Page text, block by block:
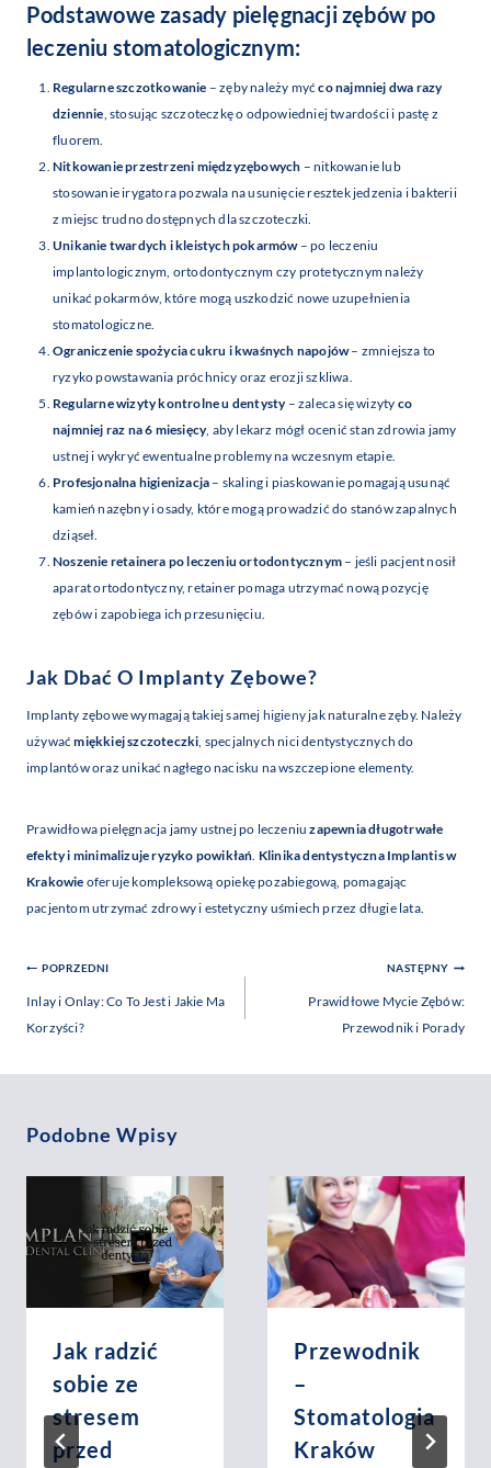
Podstawowe zasady pielęgnacji zębów po
leczeniu stomatologicznym:
Regularne szczotkowanie – zęby należy myćco najmniej dwa razy
dziennie, stosując szczoteczkę o odpowiedniej twardości i pastę z
fluorem.
Nitkowanie przestrzeni międzyzębowych – nitkowanie lub
stosowanie irygatora pozwala na usunięcie resztek jedzenia i bakterii
z miejsc trudno dostępnych dla szczoteczki.
Unikanie twardych i kleistych pokarmów– po leczeniu
implantologicznym, ortodontycznym czy protetycznym należy
unikać pokarmów, które mogą uszkodzić nowe uzupełnienia
stomatologiczne.
Ograniczenie spożycia cukru i kwaśnych napojów– zmniejsza to
ryzyko powstawania próchnicy oraz erozji szkliwa.
Regularne wizyty kontrolne u dentysty– zaleca się wizyty co
najmniej raz na 6 miesięcy, aby lekarz mógł ocenić stan zdrowia jamy
ustnej i wykryć ewentualne problemy na wczesnym etapie.
Profesjonalna higienizacja – skaling i piaskowanie pomagają usunąć
kamień nazębny i osady, które mogą prowadzić do stanów zapalnych
dziąseł.
Noszenie retainera po leczeniu ortodontycznym – jeśli pacjent nosił
aparat ortodontyczny, retainer pomaga utrzymać nową pozycję
zębów i zapobiega ich przesunięciu.
Jak Dbać O Implanty Zębowe?
Implanty zębowe wymagają takiej samej higienyjak naturalne zęby. Należy
używaćmiękkiej szczoteczki, specjalnych nici dentystycznych do
implantów oraz unikać nagłego nacisku na wszczepione elementy.
Prawidłowa pielęgnacja jamy ustnej po leczeniuzapewnia długotrwałe
efekty i minimalizuje ryzyko powikłań. Klinika dentystyczna Implantis w
Krakowie oferuje kompleksową opiekę pozabiegową, pomagając
pacjentom utrzymać zdrowy i estetyczny uśmiech przez długie lata.
Nawigacja
Wpisu
POPRZEDNI
Inlay i Onlay: Co To Jest i Jakie Ma
Korzyści?
NASTĘPNY
Prawidłowe Mycie Zębów:
Przewodnik i Porady
Podobne Wpisy
Jak radzić
sobie ze
stresem
przed
Przewodnik
–
Stomatologia
Kraków